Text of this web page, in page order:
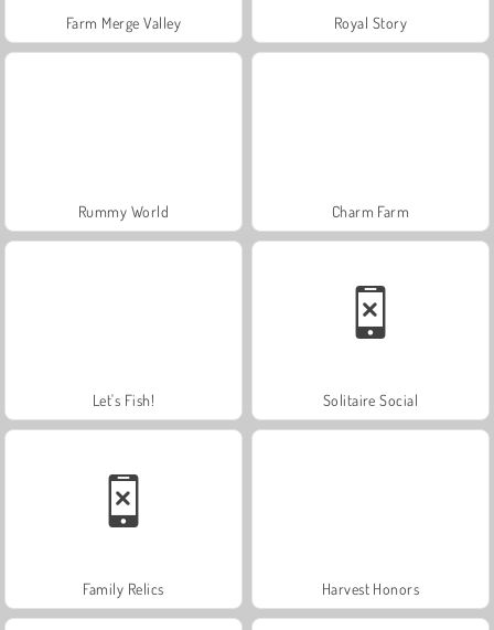
Farm Merge Valley Royal Story
Rummy World Charm Farm
Let's Fish! Solitaire Social
Family Relics Harvest Honors